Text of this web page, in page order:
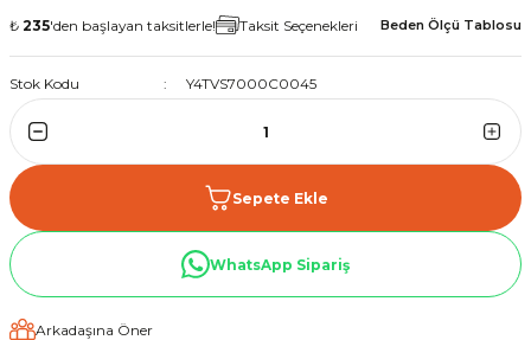
₺ 235'den başlayan taksitlerle! Taksit Seçenekleri Beden Ölçü Tablosu
Stok Kodu Y4TVS7000C0045
Sepete Ekle
WhatsApp Sipariş
Arkadaşına Öner